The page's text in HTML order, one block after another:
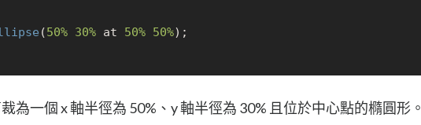
(50% 30% at 50% 50%);
為一個 x 軸半徑為 50%、y 軸半徑為 30% 且位於中心點的橢圓形。